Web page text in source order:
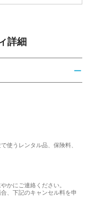
詳細
使うレンタル品、保険料、
かにご連絡ください。
、下記のキャンセル料を申